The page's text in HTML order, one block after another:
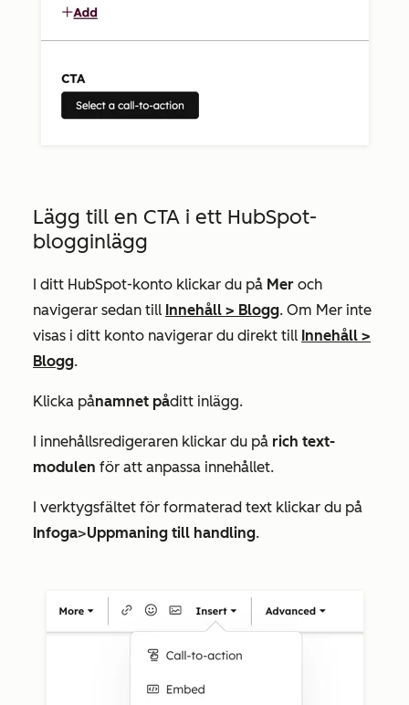
Lägg till en CTA i ett HubSpot-
blogginlägg
I ditt HubSpot-konto klickar du på Mer och
navigerar sedan till Innehåll > Blogg. Om Mer inte
visas i ditt konto navigerar du direkt till Innehåll >
Blogg.
Klicka pånamnet påditt inlägg.
I innehållsredigeraren klickar du på rich text-
modulen för att anpassa innehållet.
I verktygsfältet för formaterad text klickar du på
Infoga>Uppmaning till handling.